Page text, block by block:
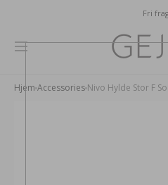
Fri
Hjem Accessories Nivo Hylde Stor F